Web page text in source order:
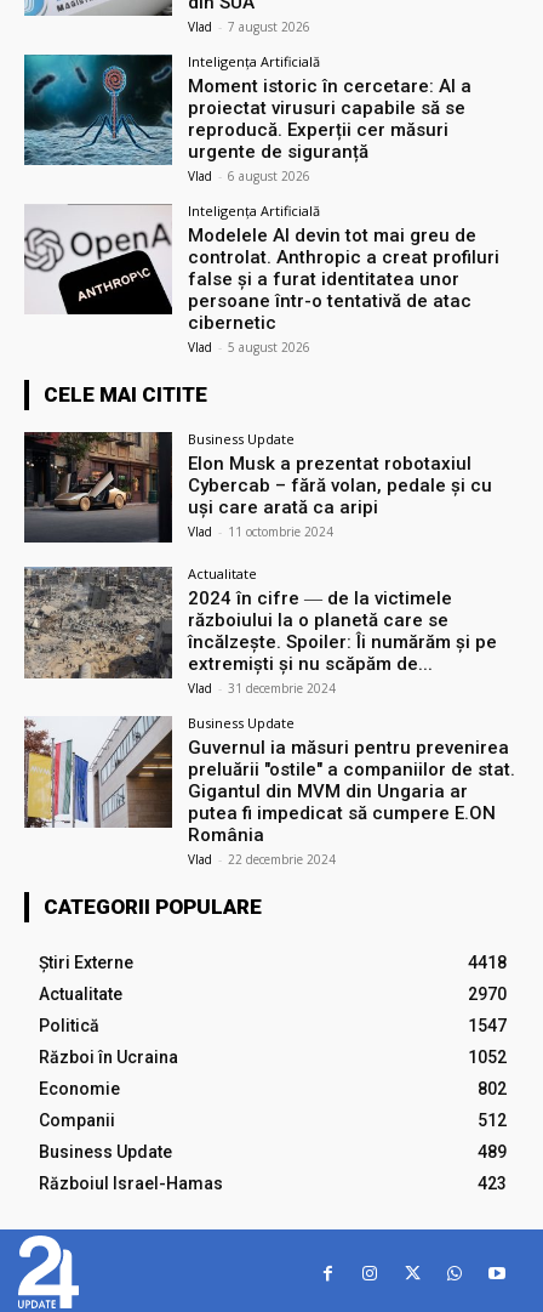
Vlad - 7 august 2026
Inteligența Artificială
Moment istoric în cercetare: AI a
proiectat virusuri capabile să se
reproducă. Experții cer măsuri
urgente de siguranță
Vlad - 6 august 2026
Inteligența Artificială
Modelele AI devin tot mai greu de
controlat. Anthropic a creat profiluri
false și a furat identitatea unor
persoane într-o tentativă de atac
cibernetic
Vlad - 5 august 2026
CELE MAI CITITE
Business Update
Elon Musk a prezentat robotaxiul
Cyberсab – fără volan, pedale și cu
uși care arată ca aripi
Vlad - 11 octombrie 2024
Actualitate
2024 în cifre ― de la victimele
războiului la o planetă care se
încălzește. Spoiler: Îi numărăm și pe
extremiști și nu scăpăm de...
Vlad - 31 decembrie 2024
Business Update
Guvernul ia măsuri pentru prevenirea
preluării ″ostile″ a companiilor de stat.
Gigantul din MVM din Ungaria ar
putea fi impedicat să cumpere E.ON
România
Vlad - 22 decembrie 2024
CATEGORII POPULARE
Știri Externe
4418
Actualitate
2970
Politică
1547
Război în Ucraina
1052
Economie
802
Companii
512
Business Update
489
Războiul Israel-Hamas
423